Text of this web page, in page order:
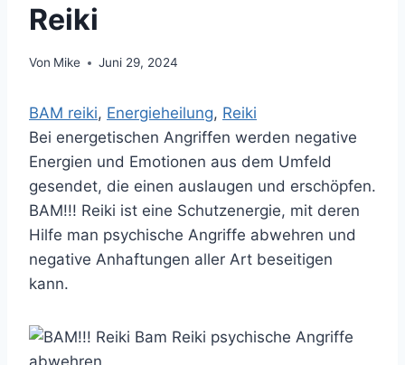
Reiki
Von Mike Juni 29, 2024
BAM reiki, Energieheilung, Reiki
Bei energetischen Angriffen werden negative
Energien und Emotionen aus dem Umfeld
gesendet, die einen auslaugen und erschöpfen.
BAM!!! Reiki ist eine Schutzenergie, mit deren
Hilfe man psychische Angriffe abwehren und
negative Anhaftungen aller Art beseitigen
kann.